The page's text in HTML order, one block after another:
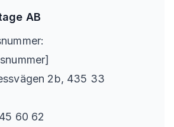
AB
2b, 435 33
60 62